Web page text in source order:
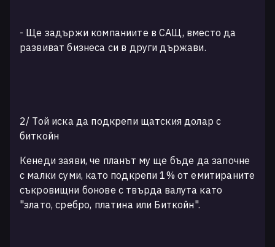
- Ще задържи компаниите в САЩ, вместо да
развиват бизнеса си в други държави.
2/ Той иска да подкрепи щатския долар с
биткойн
Кенеди заяви, че планът му ще бъде да започне
с малки суми, като подкрепи 1% от емитираните
съкровищни бонове с твърда валута като
"злато, сребро, платина или Биткойн".